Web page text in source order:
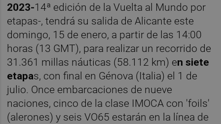
2023-14ª edición de la Vuelta al Mundo por
etapas-, tendrá su salida de Alicante este
domingo, 15 de enero, a partir de las 14:00
horas (13 GMT), para realizar un recorrido de
31.361 millas náuticas (58.112 km) en siete
etapas, con final en Génova (Italia) el 1 de
julio. Once embarcaciones de nueve
naciones, cinco de la clase IMOCA con 'foils'
(alerones) y seis VO65 estarán en la línea de